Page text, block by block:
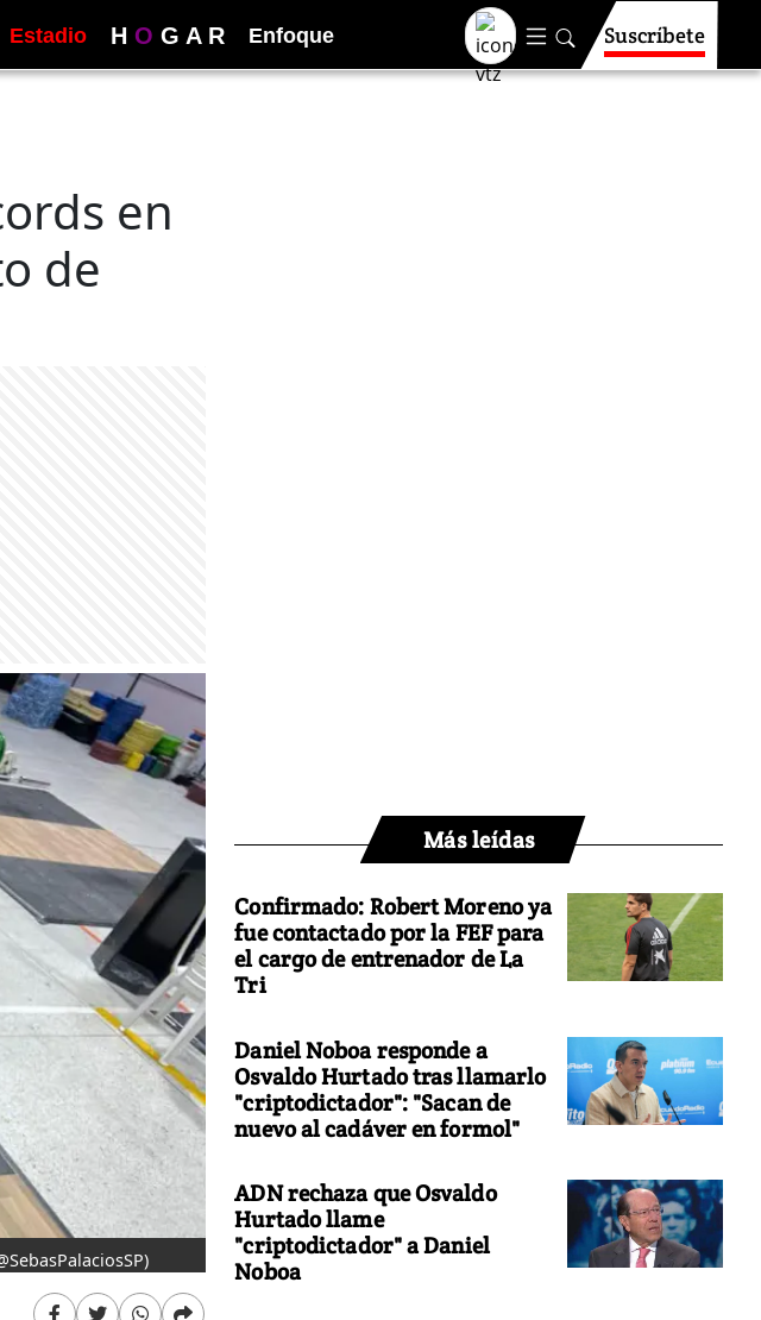
Estadio H O G A R Enfoque Suscríbete
en
de
Más leídas
Confirmado: Robert Moreno ya
fue contactado por la FEF para
el cargo de entrenador de La
Tri
Daniel Noboa responde a
Osvaldo Hurtado tras llamarlo
"criptodictador": "Sacan de
nuevo al cadáver en formol"
ADN rechaza que Osvaldo
Hurtado llame
"criptodictador" a Daniel
Noboa